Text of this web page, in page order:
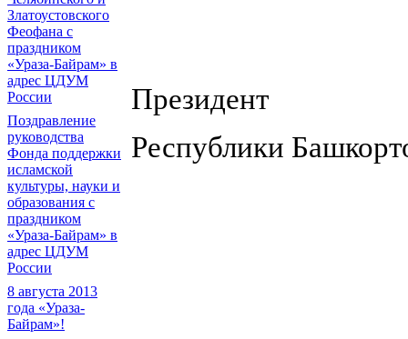
Златоустовского
Феофана с
праздником
«Ураза-Байрам» в
адрес ЦДУМ
России
Поздравление
руководства
Фонда поддержки
исламской
культуры, науки и
образования с
праздником
«Ураза-Байрам» в
адрес ЦДУМ
России
8 августа 2013
года «Ураза-
Байрам»!
Президент